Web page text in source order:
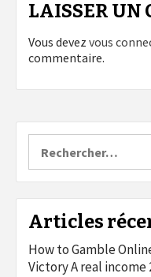
LAISSER UN
Vous devez vous
commentaire.
Articles
How to Gamble
Victory A real income